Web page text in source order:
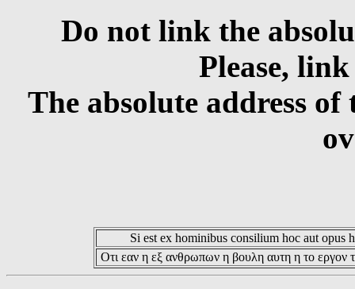
Do not link the
Please,
The absolute address
Si est ex hominibus consilium hoc aut opus
Οτι εαν η εξ ανθρωπων η βουλη αυτη η το εργον